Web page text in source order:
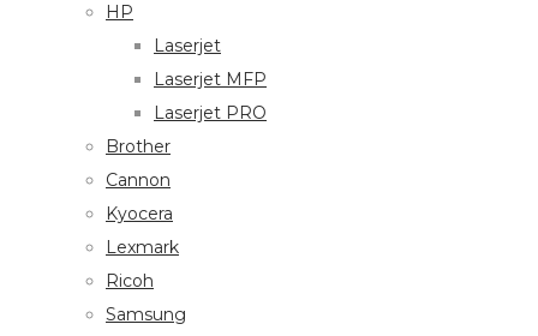
HP
Laserjet
Laserjet MFP
Laserjet PRO
Brother
Cannon
Kyocera
Lexmark
Ricoh
Samsung